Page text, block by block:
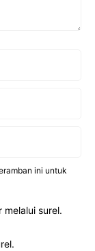
ini untuk
surel.